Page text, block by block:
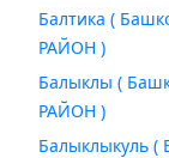
Балтика (
РАЙОН )
Балыклы (
РАЙОН )
Балыклыкуль (